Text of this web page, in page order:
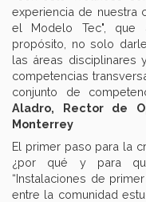
experiencia de nuestra
el Modelo Tec", que
propósito, no solo
las áreas disciplinares
competencias
conjunto de
Aladro, Rector de
Monterrey
El primer paso para la
¿por qué y para
“Instalaciones de
entre la comunidad